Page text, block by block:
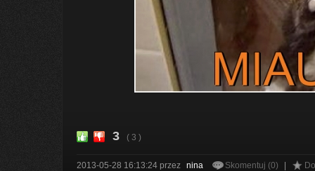
3 ( 3 )
2013-05-28 16:13:24 przez nina Skomentuj (0)